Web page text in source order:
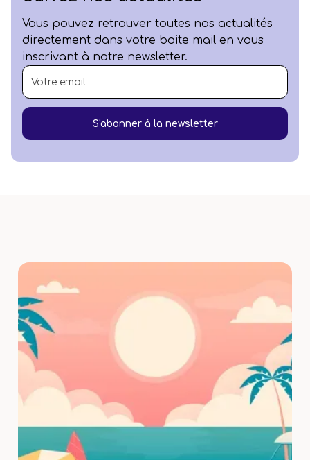
Vous pouvez retrouver toutes nos actualités
directement dans votre boite mail en vous
inscrivant à notre newsletter.